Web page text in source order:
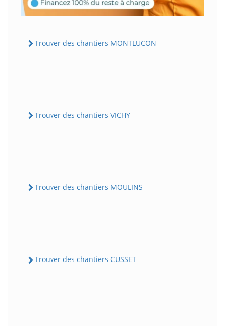
Trouver des chantiers MONTLUCON
Trouver des chantiers VICHY
Trouver des chantiers MOULINS
Trouver des chantiers CUSSET